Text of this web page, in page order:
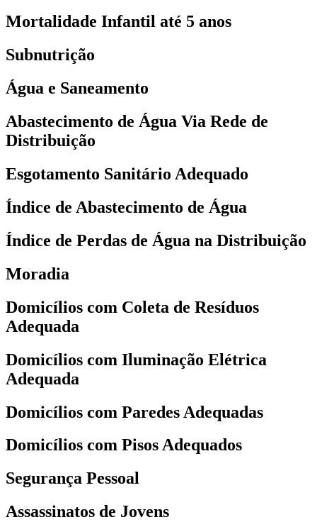
Mortalidade Infantil até 5 anos
Subnutrição
Água e Saneamento
Abastecimento de Água Via Rede de
Distribuição
Esgotamento Sanitário Adequado
Índice de Abastecimento de Água
Índice de Perdas de Água na Distribuição
Moradia
Domicílios com Coleta de Resíduos
Adequada
Domicílios com Iluminação Elétrica
Adequada
Domicílios com Paredes Adequadas
Domicílios com Pisos Adequados
Segurança Pessoal
Assassinatos de Jovens